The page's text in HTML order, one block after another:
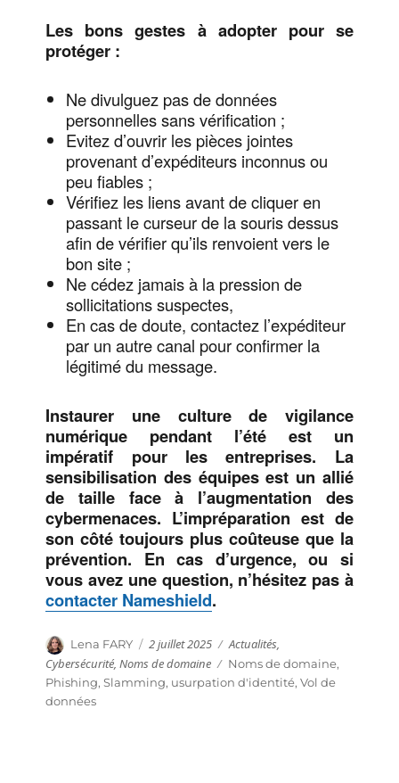
Les bons gestes à adopter pour se
protéger :
Ne divulguez pas de données
personnelles sans vérification ;
Evitez d’ouvrir les pièces jointes
provenant d’expéditeurs inconnus ou
peu fiables ;
Vérifiez les liens avant de cliquer en
passant le curseur de la souris dessus
afin de vérifier qu’ils renvoient vers le
bon site ;
Ne cédez jamais à la pression de
sollicitations suspectes,
En cas de doute, contactez l’expéditeur
par un autre canal pour confirmer la
légitimé du message.
Instaurer une culture de vigilance
numérique pendant l’été est un
impératif pour les entreprises. La
sensibilisation des équipes est un allié
de taille face à l’augmentation des
cybermenaces. L’impréparation est de
son côté toujours plus coûteuse que la
prévention. En cas d’urgence, ou si
vous avez une question, n’hésitez pas à
contacter Nameshield.
Auteur
Lena FARY Publié
le
2 juillet 2025 Catégories
Actualités,
Cybersécurité ,Noms de domaine Étiquettes
Noms de domaine,
Phishing,Slamming, usurpation d'identité,Vol de
données